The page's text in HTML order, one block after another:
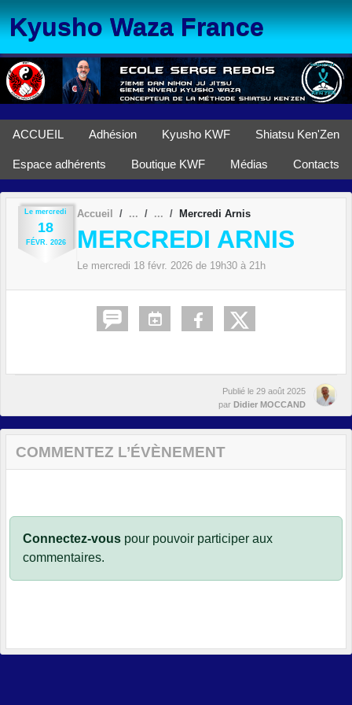
Kyusho Waza France
ACCUEIL Adhésion Kyusho KWF Shiatsu Ken'Zen
Espace adhérents Boutique KWF Médias Contacts
Le mercredi
18
FÉVR. 2026
Accueil Mercredi Arnis
MERCREDI ARNIS
Le mercredi 18 févr. 2026 de 19h30 à 21h
Publié le 29 août 2025
par Didier MOCCAND
COMMENTEZ L’ÉVÈNEMENT
Connectez-vous pour pouvoir participer aux
commentaires.